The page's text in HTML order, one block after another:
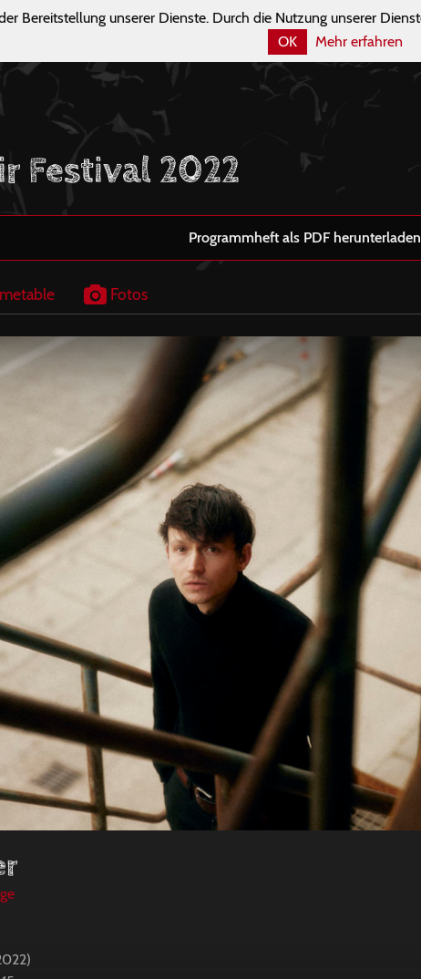
Bereitstellung unserer Dienste. Durch die Nutzung unserer
OK
Mehr erfahren
Festival 2022
Programmheft als PDF
Fotos